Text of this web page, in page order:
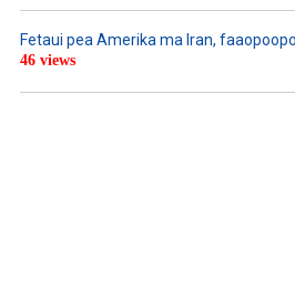
Fetaui pea Amerika ma Iran,
46 views